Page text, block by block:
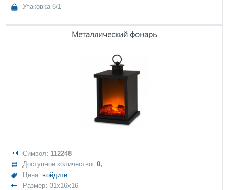
Упаковка 6/1
Металлический фонарь
Символ: 112248
Доступное количество:0,
Цена: войдите
Размер: 31x16x16